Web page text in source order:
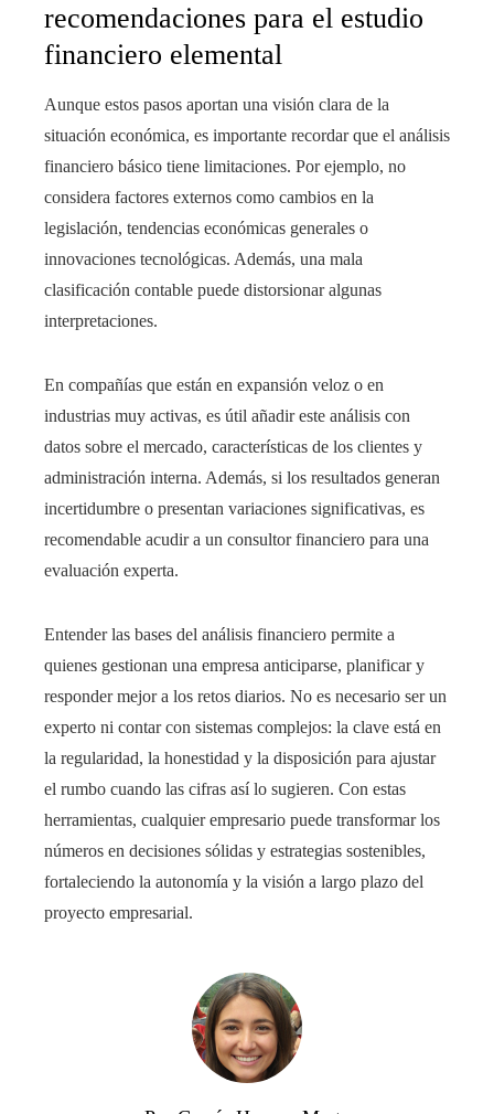
recomendaciones para el estudio
financiero elemental
Aunque estos pasos aportan una visión clara de la
situación económica, es importante recordar que el análisis
financiero básico tiene limitaciones. Por ejemplo, no
considera factores externos como cambios en la
legislación, tendencias económicas generales o
innovaciones tecnológicas. Además, una mala
clasificación contable puede distorsionar algunas
interpretaciones.
En compañías que están en expansión veloz o en
industrias muy activas, es útil añadir este análisis con
datos sobre el mercado, características de los clientes y
administración interna. Además, si los resultados generan
incertidumbre o presentan variaciones significativas, es
recomendable acudir a un consultor financiero para una
evaluación experta.
Entender las bases del análisis financiero permite a
quienes gestionan una empresa anticiparse, planificar y
responder mejor a los retos diarios. No es necesario ser un
experto ni contar con sistemas complejos: la clave está en
la regularidad, la honestidad y la disposición para ajustar
el rumbo cuando las cifras así lo sugieren. Con estas
herramientas, cualquier empresario puede transformar los
números en decisiones sólidas y estrategias sostenibles,
fortaleciendo la autonomía y la visión a largo plazo del
proyecto empresarial.